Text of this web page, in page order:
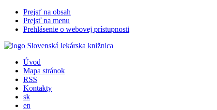
Prejsť na obsah
Prejsť na menu
Prehlásenie o webovej prístupnosti
Úvod
Mapa stránok
RSS
Kontakty
sk
en